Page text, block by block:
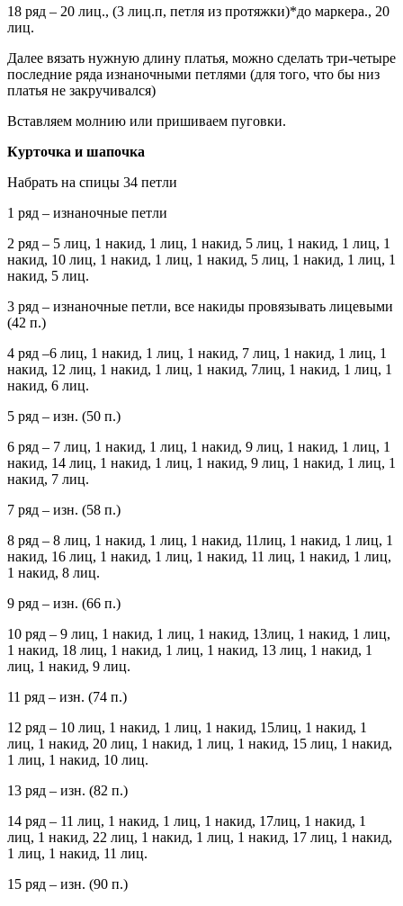
18 ряд – 20 лиц., (3 лиц.п, петля из протяжки)*до маркера., 20
лиц.
Далее вязать нужную длину платья, можно сделать три-четыре
последние ряда изнаночными петлями (для того, что бы низ
платья не закручивался)
Вставляем молнию или пришиваем пуговки.
Курточка и шапочка
Набрать на спицы 34 петли
1 ряд – изнаночные петли
2 ряд – 5 лиц, 1 накид, 1 лиц, 1 накид, 5 лиц, 1 накид, 1 лиц, 1
накид, 10 лиц, 1 накид, 1 лиц, 1 накид, 5 лиц, 1 накид, 1 лиц, 1
накид, 5 лиц.
3 ряд – изнаночные петли, все накиды провязывать лицевыми
(42 п.)
4 ряд –6 лиц, 1 накид, 1 лиц, 1 накид, 7 лиц, 1 накид, 1 лиц, 1
накид, 12 лиц, 1 накид, 1 лиц, 1 накид, 7лиц, 1 накид, 1 лиц, 1
накид, 6 лиц.
5 ряд – изн. (50 п.)
6 ряд – 7 лиц, 1 накид, 1 лиц, 1 накид, 9 лиц, 1 накид, 1 лиц, 1
накид, 14 лиц, 1 накид, 1 лиц, 1 накид, 9 лиц, 1 накид, 1 лиц, 1
накид, 7 лиц.
7 ряд – изн. (58 п.)
8 ряд – 8 лиц, 1 накид, 1 лиц, 1 накид, 11лиц, 1 накид, 1 лиц, 1
накид, 16 лиц, 1 накид, 1 лиц, 1 накид, 11 лиц, 1 накид, 1 лиц,
1 накид, 8 лиц.
9 ряд – изн. (66 п.)
10 ряд – 9 лиц, 1 накид, 1 лиц, 1 накид, 13лиц, 1 накид, 1 лиц,
1 накид, 18 лиц, 1 накид, 1 лиц, 1 накид, 13 лиц, 1 накид, 1
лиц, 1 накид, 9 лиц.
11 ряд – изн. (74 п.)
12 ряд – 10 лиц, 1 накид, 1 лиц, 1 накид, 15лиц, 1 накид, 1
лиц, 1 накид, 20 лиц, 1 накид, 1 лиц, 1 накид, 15 лиц, 1 накид,
1 лиц, 1 накид, 10 лиц.
13 ряд – изн. (82 п.)
14 ряд – 11 лиц, 1 накид, 1 лиц, 1 накид, 17лиц, 1 накид, 1
лиц, 1 накид, 22 лиц, 1 накид, 1 лиц, 1 накид, 17 лиц, 1 накид,
1 лиц, 1 накид, 11 лиц.
15 ряд – изн. (90 п.)